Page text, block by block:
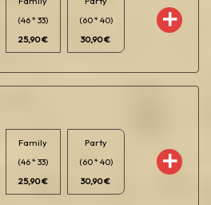
(46 * 33)
25,90 €
(60 * 40)
30,90 €
Family
(46 * 33)
25,90 €
Party
(60 * 40)
30,90 €